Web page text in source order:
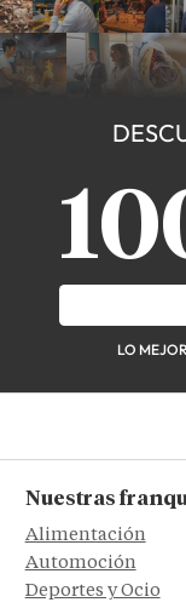
LO
Nuestras
Alimentación
Automoción
Deportes y Ocio